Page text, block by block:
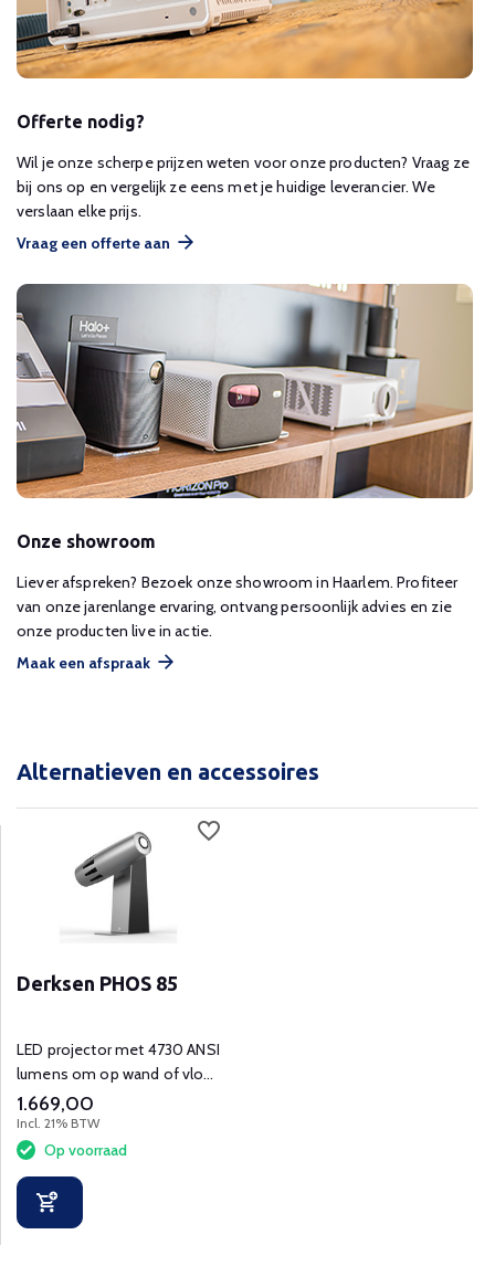
Offerte nodig?
Wil je onze scherpe prijzen weten voor onze producten? Vraag ze
bij ons op en vergelijk ze eens met je huidige leverancier. We
verslaan elke prijs.
Vraag een offerte aan
Onze showroom
Liever afspreken? Bezoek onze showroom in Haarlem. Profiteer
van onze jarenlange ervaring, ontvang persoonlijk advies en zie
onze producten live in actie.
Maak een afspraak
Alternatieven en accessoires
Derksen PHOS 85
LED projector met 4730 ANSI
lumens om op wand of vloer
te projecteren.
1.669,00
Incl. 21% BTW
Op voorraad